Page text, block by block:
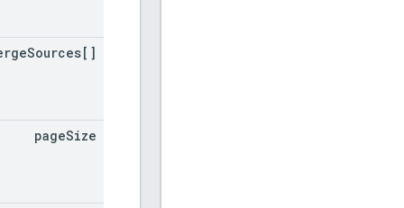
Sources[]
pageSize